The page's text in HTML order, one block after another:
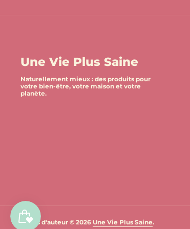
Une Vie Plus Saine
Naturellement mieux : des produits pour
votre bien-être, votre maison et votre
planète.
Droits d'auteur © 2026 Une Vie Plus Saine.